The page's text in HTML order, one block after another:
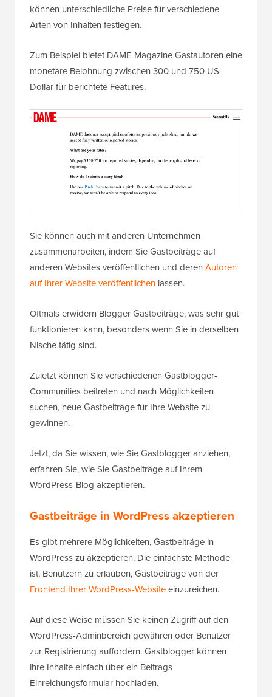
können unterschiedliche Preise für verschiedene
Arten von Inhalten festlegen.
Zum Beispiel bietet DAME Magazine Gastautoren eine
monetäre Belohnung zwischen 300 und 750 US-
Dollar für berichtete Features.
Sie können auch mit anderen Unternehmen
zusammenarbeiten, indem Sie Gastbeiträge auf
anderen Websites veröffentlichen und deren Autoren
auf Ihrer Website veröffentlichen lassen.
Oftmals erwidern Blogger Gastbeiträge, was sehr gut
funktionieren kann, besonders wenn Sie in derselben
Nische tätig sind.
Zuletzt können Sie verschiedenen Gastblogger-
Communities beitreten und nach Möglichkeiten
suchen, neue Gastbeiträge für Ihre Website zu
gewinnen.
Jetzt, da Sie wissen, wie Sie Gastblogger anziehen,
erfahren Sie, wie Sie Gastbeiträge auf Ihrem
WordPress-Blog akzeptieren.
Gastbeiträge in WordPress akzeptieren
Es gibt mehrere Möglichkeiten, Gastbeiträge in
WordPress zu akzeptieren. Die einfachste Methode
ist, Benutzern zu erlauben, Gastbeiträge von der
Frontend Ihrer WordPress-Websiteeinzureichen.
Auf diese Weise müssen Sie keinen Zugriff auf den
WordPress-Adminbereich gewähren oder Benutzer
zur Registrierung auffordern. Gastblogger können
ihre Inhalte einfach über ein Beitrags-
Einreichungsformular hochladen.